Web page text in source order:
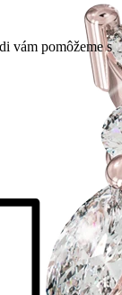
vám pomôžeme s